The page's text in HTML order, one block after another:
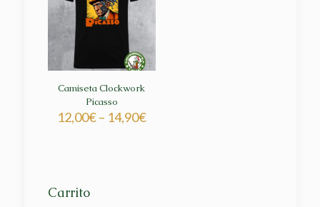
Camiseta Clockwork
Picasso
12,00€– 14,90€
Carrito